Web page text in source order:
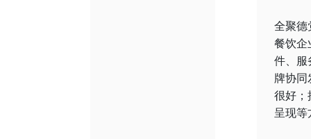
全聚德
餐饮企
件、服
牌协
很好；
呈现